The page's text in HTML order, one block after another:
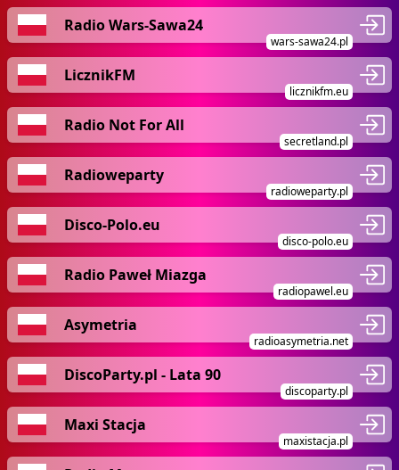
Radio Wars-Sawa24
wars-sawa24.pl
LicznikFM
licznikfm.eu
Radio Not For All
secretland.pl
Radioweparty
radioweparty.pl
Disco-Polo.eu
disco-polo.eu
Radio Paweł Miazga
radiopawel.eu
Asymetria
radioasymetria.net
DiscoParty.pl - Lata 90
discoparty.pl
Maxi Stacja
maxistacja.pl